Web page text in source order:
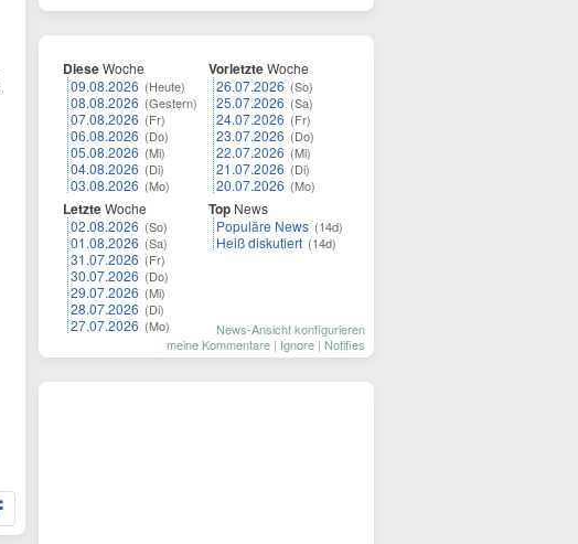
DieseWoche
09.08.2026 (Heute)
08.08.2026 (Gestern)
07.08.2026 (Fr)
06.08.2026 (Do)
05.08.2026 (Mi)
04.08.2026 (Di)
03.08.2026 (Mo)
LetzteWoche
02.08.2026 (So)
01.08.2026 (Sa)
31.07.2026 (Fr)
30.07.2026 (Do)
29.07.2026 (Mi)
28.07.2026 (Di)
27.07.2026 (Mo)
VorletzteWoche
26.07.2026 (So)
25.07.2026 (Sa)
24.07.2026 (Fr)
23.07.2026 (Do)
22.07.2026 (Mi)
21.07.2026 (Di)
20.07.2026 (Mo)
Top News
Populäre News (14d)
Heiß diskutiert (14d)
News-Ansicht konfigurieren
meine Kommentare | Ignore | Notifies